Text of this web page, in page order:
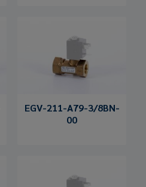
EGV-211-A79-3/8BN-
00